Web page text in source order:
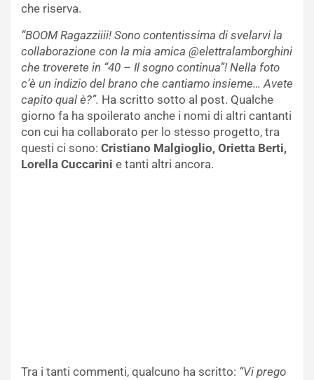
che riserva.
“BOOM Ragazziiii! Sono contentissima di svelarvi la
collaborazione con la mia amica @elettralamborghini
che troverete in “40 – Il sogno continua”! Nella foto
c’è un indizio del brano che cantiamo insieme… Avete
capito qual è?”. Ha scritto sotto al post. Qualche
giorno fa ha spoilerato anche i nomi di altri cantanti
con cui ha collaborato per lo stesso progetto, tra
questi ci sono: Cristiano Malgioglio, Orietta Berti,
Lorella Cuccarini e tanti altri ancora.
Tra i tanti commenti, qualcuno ha scritto: “Vi prego